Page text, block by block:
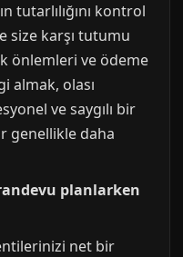
tutarlılığını kontrol
size karşı tutumu
önlemleri ve ödeme
almak, olası
ve saygılı bir
genellikle daha
randevu planlarken
net bir